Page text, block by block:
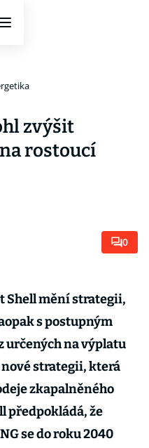
zvýšit
rostoucí
0
Shell mění strategii,
s postupným
určených na výplatu
strategii, která
zkapalněného
předpokládá, že
se do roku 2040